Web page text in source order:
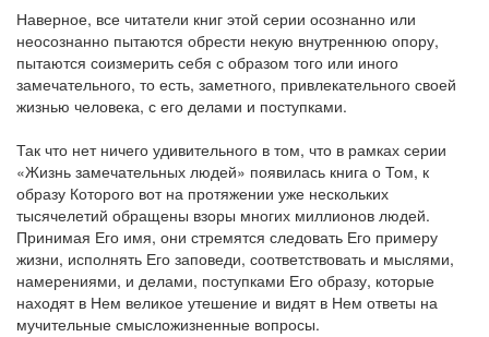
Наверное, все читатели книг этой серии осознанно или
неосознанно пытаются обрести некую внутреннюю опору,
пытаются соизмерить себя с образом того или иного
замечательного, то есть, заметного, привлекательного своей
жизнью человека, с его делами и поступками.
Так что нет ничего удивительного в том, что в рамках серии
«Жизнь замечательных людей» появилась книга о Том, к
образу Которого вот на протяжении уже нескольких
тысячелетий обращены взоры многих миллионов людей.
Принимая Его имя, они стремятся следовать Его примеру
жизни, исполнять Его заповеди, соответствовать и мыслями,
намерениями, и делами, поступками Его образу, которые
находят в Нем великое утешение и видят в Нем ответы на
мучительные смысложизненные вопросы.